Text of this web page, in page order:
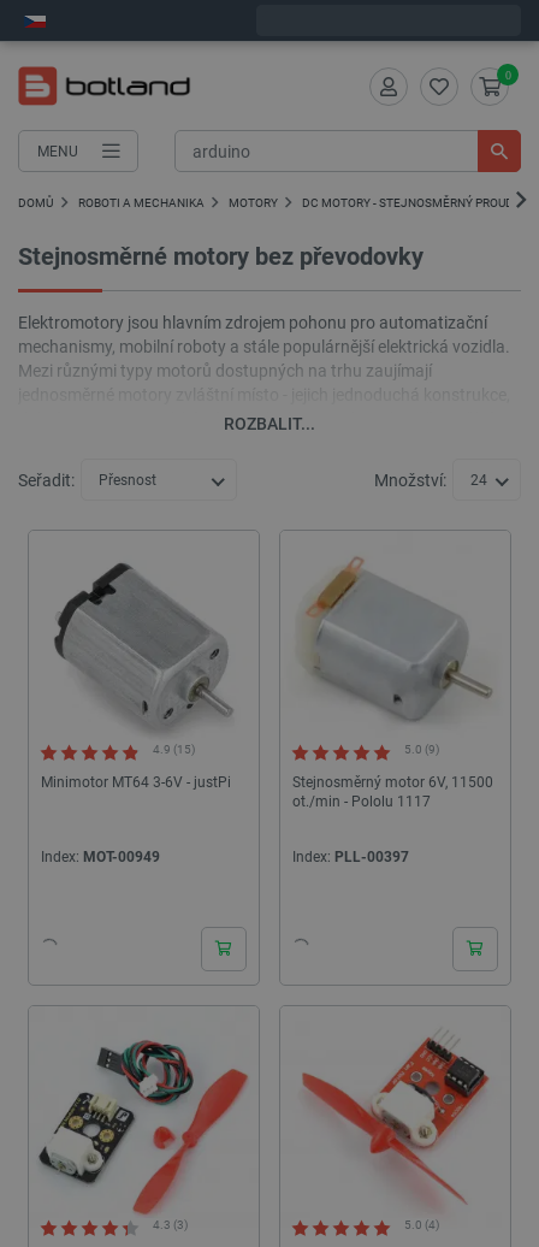
MENU
0
DOMŮ ROBOTI A MECHANIKA MOTORY DC MOTORY - STEJNOSMĚRNÝ PROUD
Stejnosměrné motory bez převodovky
Elektromotory jsou hlavním zdrojem pohonu pro automatizační
mechanismy, mobilní roboty a stále populárnější elektrická vozidla.
Mezi různými typy motorů dostupných na trhu zaujímají
dobré parametry a nízké náklady činí tyto prvky ochotně používány
bezpřevodových stejnosměrných motorů pro použití v malých
ROZBALIT...
Seřadit: Přesnost Množství: 24
Minimotor MT64 3-6V - justPi
4.9 (15)
Index: MOT-00949
Stejnosměrný motor 6V, 11500
ot./min - Pololu 1117
5.0 (9)
Index: PLL-00397
4.3 (3) 5.0 (4)